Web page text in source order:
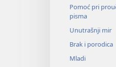
Pomoć pri
pisma
Unutrašnji mir
Brak i porodica
Mladi